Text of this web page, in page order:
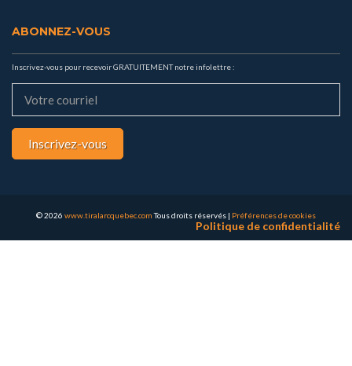
ABONNEZ-VOUS
Inscrivez-vous pour recevoir GRATUITEMENT notre infolettre :
Inscrivez-vous
© 2026 www.tiralarcquebec.comTous droits réservés
Politique de confidentialité
| Préférences de cookies